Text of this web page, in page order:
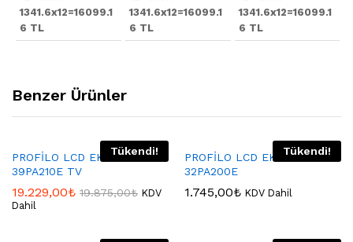
1341.6x12=16099.1
6 TL
1341.6x12=16099.1
6 TL
1341.6x12=16099.1
6 TL
Benzer Ürünler
Tükendi!
PROFİLO LCD EKRAN
39PA210E TV
19.229,00₺ 19.875,00₺ KDV
Dahil
Tükendi!
PROFİLO LCD EKRAN 82-95
32PA200E
1.745,00₺ KDV Dahil